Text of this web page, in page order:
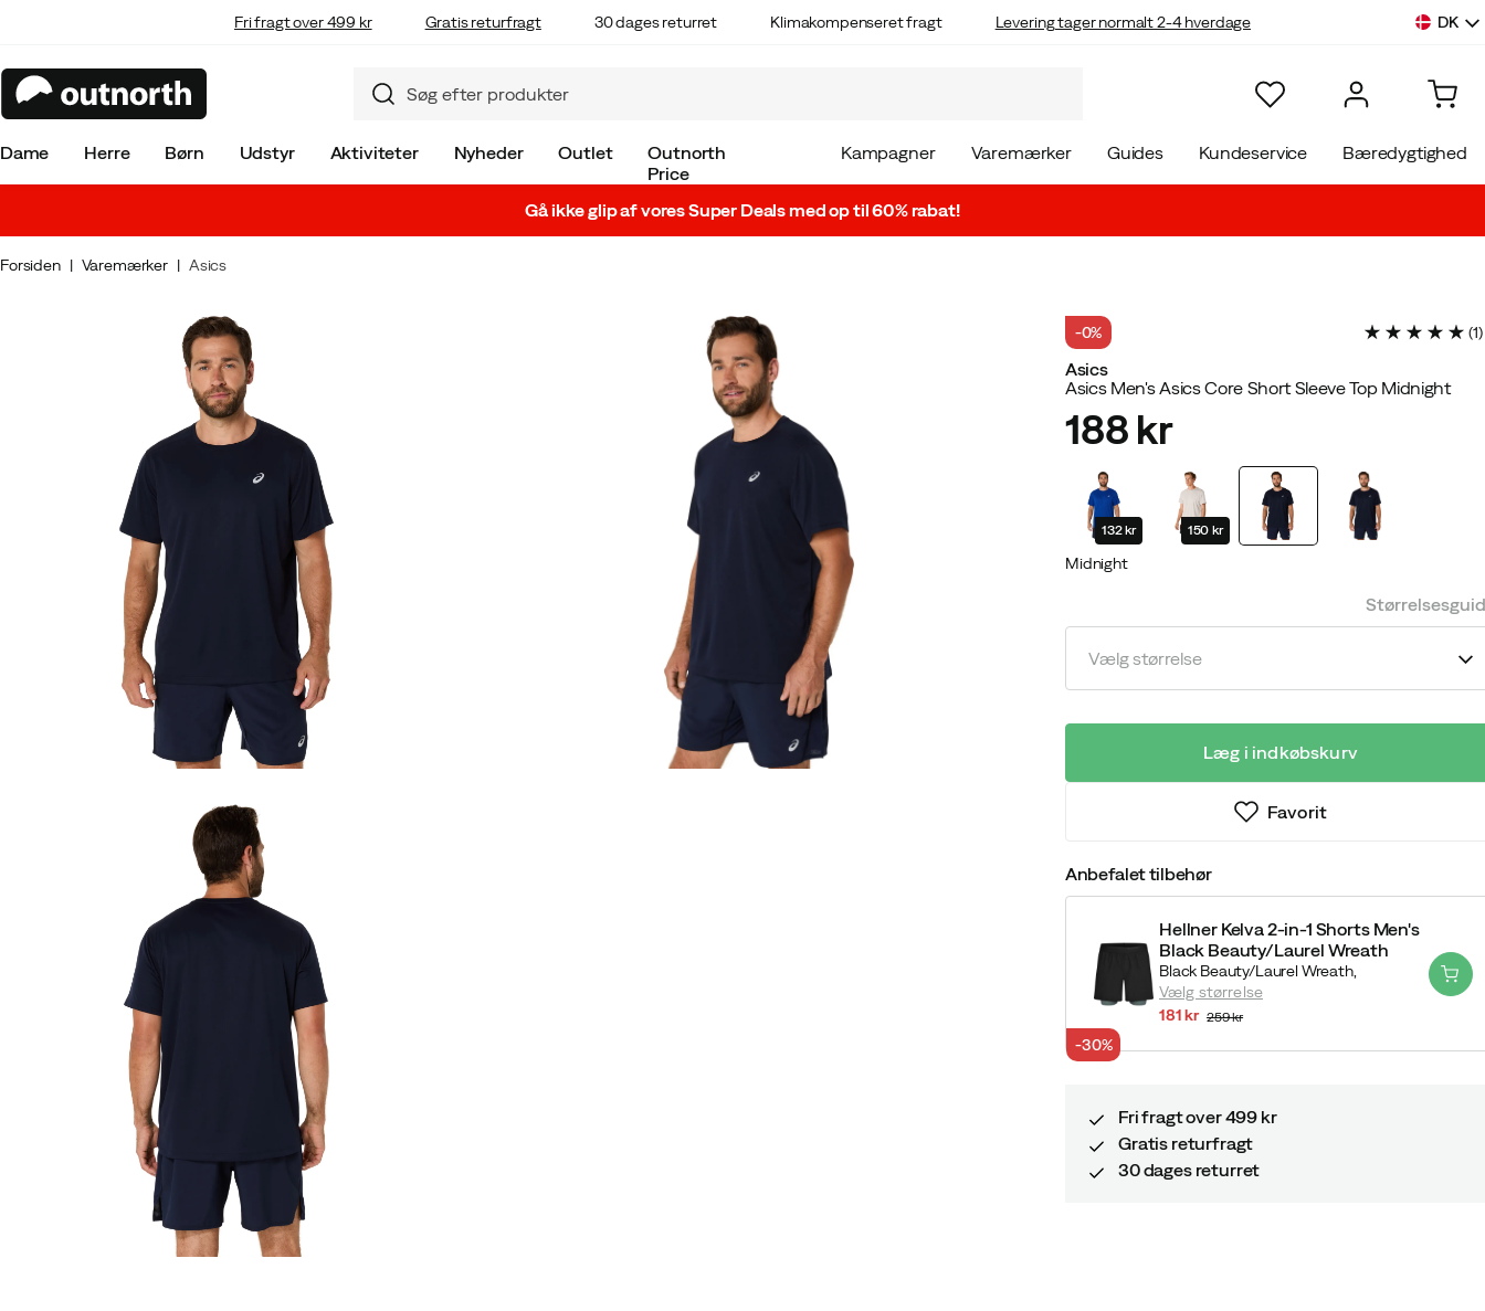
Fri fragt over 499 kr Gratis returfragt 30 dages returret Klimakompenseret fragt Levering tager normalt 2-4 hverdage DK
Dame Herre Børn Udstyr Aktiviteter Nyheder Outlet
Outnorth
Price
Kampagner Varemærker Guides Kundeservice Bæredygtighed
Gå ikke glip af vores Super Deals med op til 60% rabat!
Forsiden Varemærker Asics
-0% (1)
Asics
Asics Men's Asics Core Short Sleeve Top Midnight
price
188 kr
132 kr 150 kr
Midnight
Vælg størrelse
Læg i indkøbskurv
Favorit
Anbefalet tilbehør
Hellner Kelva 2-in-1 Shorts Men's
Black Beauty/Laurel Wreath
Black Beauty/Laurel Wreath,
Vælg størrelse
181 kr 259 kr
-30%
Fri fragt over 499 kr
Gratis returfragt
30 dages returret